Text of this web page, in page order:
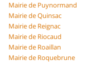
Mairie de Puynormand
Mairie de Quinsac
Mairie de Reignac
Mairie de Riocaud
Mairie de Roaillan
Mairie de Roquebrune